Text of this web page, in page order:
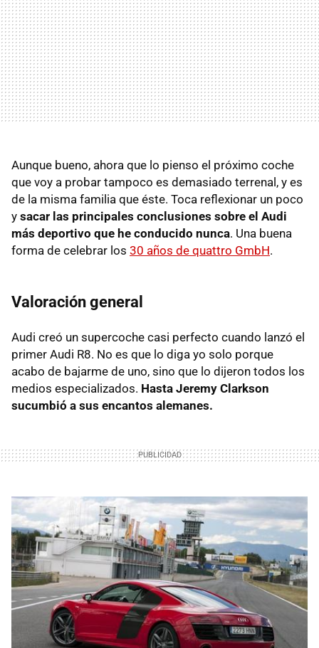
Aunque bueno, ahora que lo pienso el próximo coche
que voy a probar tampoco es demasiado terrenal, y es
de la misma familia que éste. Toca reflexionar un poco
y sacar las principales conclusiones sobre el Audi
más deportivo que he conducido nunca. Una buena
forma de celebrar los 30 años de quattro GmbH.
Valoración general
Audi creó un supercoche casi perfecto cuando lanzó el
primer Audi R8. No es que lo diga yo solo porque
acabo de bajarme de uno, sino que lo dijeron todos los
medios especializados. Hasta Jeremy Clarkson
sucumbió a sus encantos alemanes.